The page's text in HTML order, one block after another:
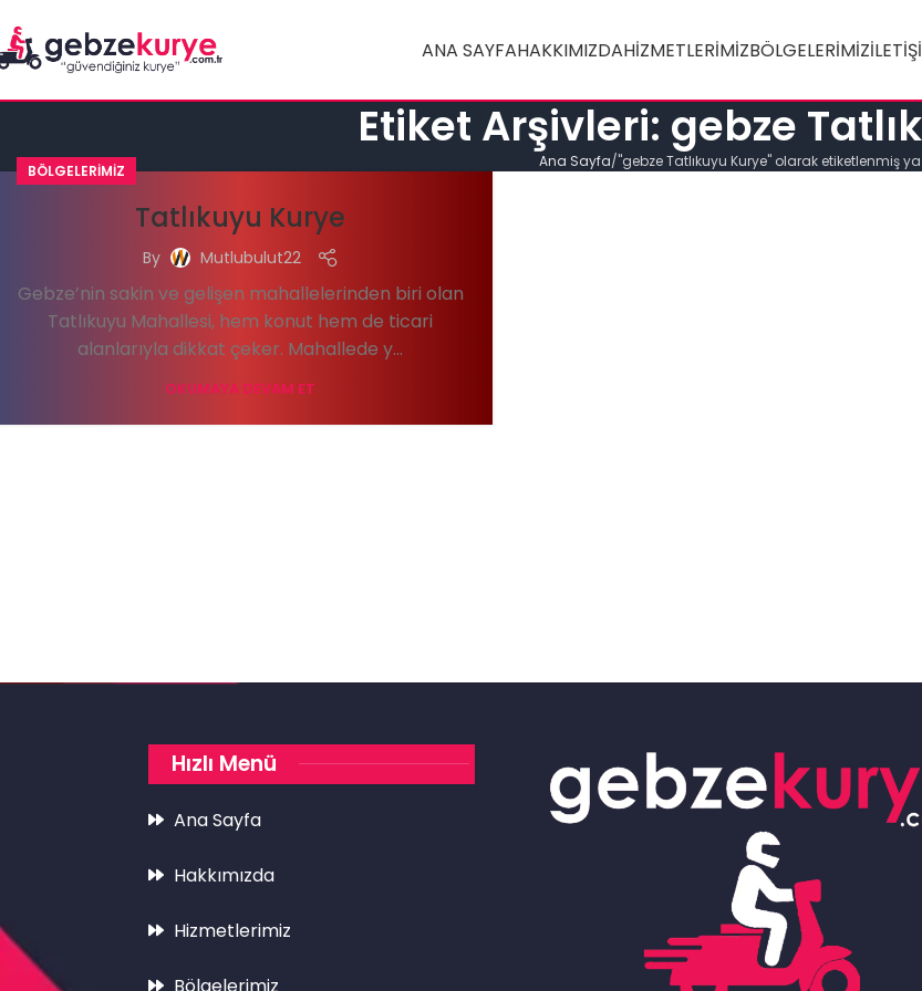
ANA SAYFAHAKKIMIZDAHIZMETLERIMIZBÖLGELERIMIZ
Etiket Arşivleri: gebze
Ana Sayfa "gebze Tatlıkuyu Kurye" olarak etiketlenmiş
BÖLGELERIMIZ
Tatlıkuyu Kurye
By Mutlubulut22
Gebze’nin sakin ve gelişen mahallelerinden biri olan
Tatlıkuyu Mahallesi, hem konut hem de ticari
alanlarıyla dikkat çeker. Mahallede y...
OKUMAYA DEVAM ET
Hızlı Menü
Ana Sayfa
Hakkımızda
Hizmetlerimiz
Bölgelerimiz